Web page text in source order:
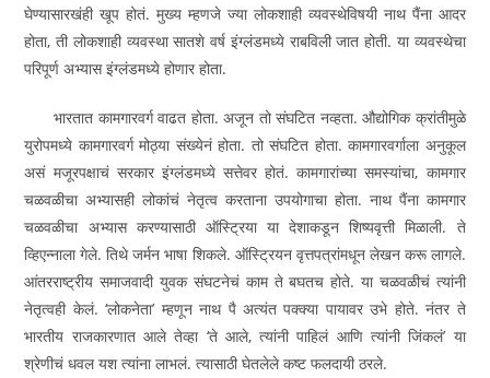
घेण्यासारखंही खूप होतं. मुख्य म्हणजे ज्या लोकशाही व्यवस्थेविषयी नाथ पैंना आदर
होता, ती लोकशाही व्यवस्था सातशे वर्ष इंग्लंडमध्ये राबविली जात होती. या व्यवस्थेचा
परिपूर्ण अभ्यास इंग्लंडमध्ये होणार होता.
भारतात कामगारवर्ग वाढत होता. अजून तो संघटित नव्हता. औद्योगिक क्रांतीमुळे
युरोपमध्ये कामगारवर्ग मोठ्या संख्येनं होता. तो संघटित होता. कामगारवर्गाला अनुकूल
असं मजूरपक्षाचं सरकार इंग्लंडमध्ये सत्तेवर होतं. कामगारांच्या समस्यांचा, कामगार
चळवळीचा अभ्यासही लोकांचं नेतृत्व करताना उपयोगाचा होता. नाथ पैंना कामगार
चळवळीचा अभ्यास करण्यासाठी ऑस्ट्रिया या देशाकडून शिष्यवृत्ती मिळाली. ते
व्हिएन्नाला गेले. तिथे जर्मन भाषा शिकले. ऑस्ट्रियन वृत्तपत्रांमधून लेखन करू लागले.
आंतरराष्ट्रीय समाजवादी युवक संघटनेचं काम ते बघतच होते. या चळवळीचं त्यांनी
नेतृत्वही केलं. ‘लोकनेता’ म्हणून नाथ पै अत्यंत पक्क्या पायावर उभे होते. नंतर ते
भारतीय राजकारणात आले तेव्हा ‘ते आले, त्यांनी पाहिलं आणि त्यांनी जिंकलं’ या
श्रेणीचं धवल यश त्यांना लाभलं. त्यासाठी घेतलेले कष्ट फलदायी ठरले.